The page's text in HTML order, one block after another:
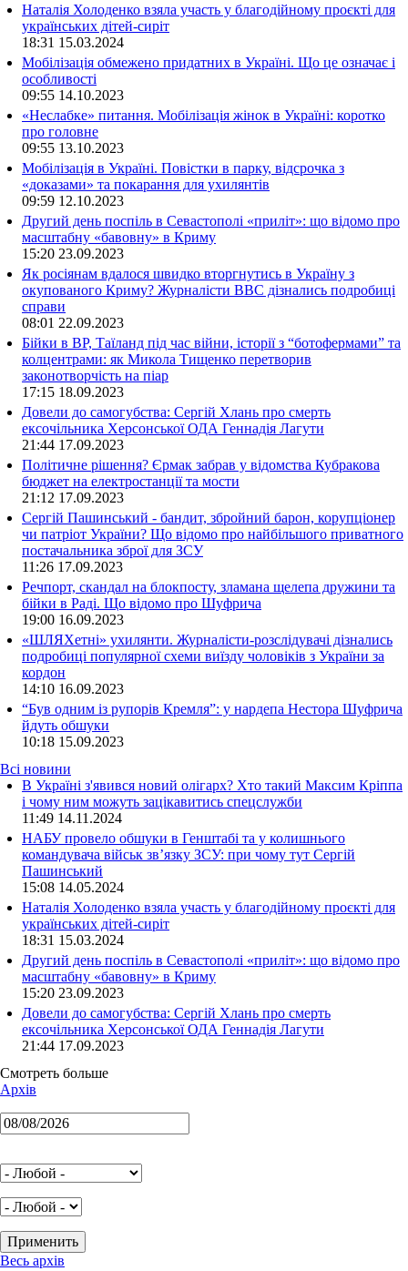
Наталія Холоденко взяла участь у благодійному проєкті для
українських дітей-сиріт
18:31 15.03.2024
Мобілізація обмежено придатних в Україні. Що це означає і
особливості
09:55 14.10.2023
«Неслабке» питання. Мобілізація жінок в Україні: коротко
про головне
09:55 13.10.2023
Мобілізація в Україні. Повістки в парку, відсрочка з
«доказами» та покарання для ухилянтів
09:59 12.10.2023
Другий день поспіль в Севастополі «приліт»: що відомо про
масштабну «бавовну» в Криму
15:20 23.09.2023
Як росіянам вдалося швидко вторгнутись в Україну з
окупованого Криму? Журналісти ВВС дізнались подробиці
справи
08:01 22.09.2023
Бійки в ВР, Таїланд під час війни, історії з “ботофермами” та
колцентрами: як Микола Тищенко перетворив
законотворчість на піар
17:15 18.09.2023
Довели до самогубства: Сергій Хлань про смерть
ексочільника Херсонської ОДА Геннадія Лагути
21:44 17.09.2023
Політичне рішення? Єрмак забрав у відомства Кубракова
бюджет на електростанції та мости
21:12 17.09.2023
Сергій Пашинський - бандит, збройний барон, корупціонер
чи патріот України? Що відомо про найбільшого приватного
постачальника зброї для ЗСУ
11:26 17.09.2023
Речпорт, скандал на блокпосту, зламана щелепа дружини та
бійки в Раді. Що відомо про Шуфрича
19:00 16.09.2023
«ШЛЯХетні» ухилянти. Журналісти-розслідувачі дізнались
подробиці популярної схеми виїзду чоловіків з України за
кордон
14:10 16.09.2023
“Був одним із рупорів Кремля”: у нардепа Нестора Шуфрича
йдуть обшуки
10:18 15.09.2023
Всі новини
В Україні з'явився новий олігарх? Хто такий Максим Кріппа
і чому ним можуть зацікавитись спецслужби
11:49 14.11.2024
НАБУ провело обшуки в Генштабі та у колишнього
командувача військ зв’язку ЗСУ: при чому тут Сергій
Пашинський
15:08 14.05.2024
Наталія Холоденко взяла участь у благодійному проєкті для
українських дітей-сиріт
18:31 15.03.2024
Другий день поспіль в Севастополі «приліт»: що відомо про
масштабну «бавовну» в Криму
15:20 23.09.2023
Довели до самогубства: Сергій Хлань про смерть
ексочільника Херсонської ОДА Геннадія Лагути
21:44 17.09.2023
Смотреть больше
Архів
Весь архів